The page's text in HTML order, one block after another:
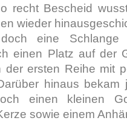
recht Bescheid
wieder
eine
einen Platz auf der
der ersten Reihe mit
hinaus bekam
einen kleinen
sowie einem